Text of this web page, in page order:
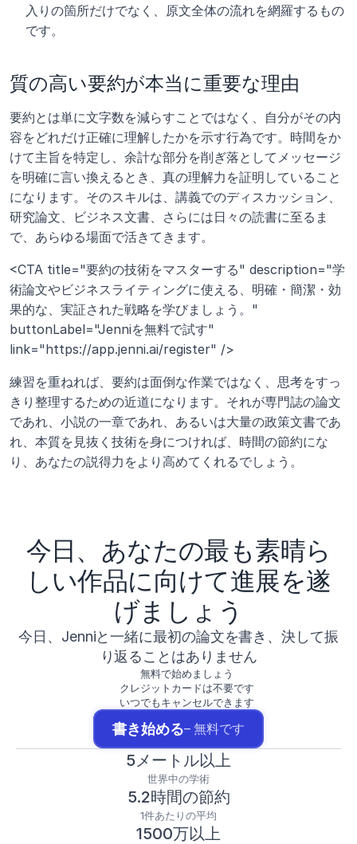
入りの箇所だけでなく、原文全体の流れを網羅するもの
です。
質の高い要約が本当に重要な理由
要約とは単に文字数を減らすことではなく、自分がその内
容をどれだけ正確に理解したかを示す行為です。時間をか
けて主旨を特定し、余計な部分を削ぎ落としてメッセージ
を明確に言い換えるとき、真の理解力を証明していること
になります。そのスキルは、講義でのディスカッション、
研究論文、ビジネス文書、さらには日々の読書に至るま
で、あらゆる場面で活きてきます。
<CTA title="要約の技術をマスターする" description="学
術論文やビジネスライティングに使える、明確・簡潔・効
果的な、実証された戦略を学びましょう。"
buttonLabel="Jenniを無料で試す"
link="https://app.jenni.ai/register" />
練習を重ねれば、要約は面倒な作業ではなく、思考をすっ
きり整理するための近道になります。それが専門誌の論文
であれ、小説の一章であれ、あるいは大量の政策文書であ
れ、本質を見抜く技術を身につければ、時間の節約にな
り、あなたの説得力をより高めてくれるでしょう。
今日、あなたの最も素晴ら
しい作品に向けて進展を遂
げましょう
今日、Jenniと一緒に最初の論文を書き、決して振
り返ることはありません
無料で始めましょう
クレジットカードは不要です
いつでもキャンセルできます
書き始める– 無料です
5メートル以上
世界中の学術
5.2時間の節約
1件あたりの平均
1500万以上